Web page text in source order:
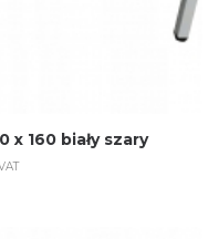
x 160 biały szary